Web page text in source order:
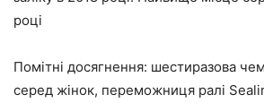
році
Помітні досягнення: шестиразова
серед жінок, переможниця ралі